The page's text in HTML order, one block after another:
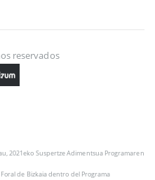
reservados
2021eko Suspertze Adimentsua Programaren
de Bizkaia dentro del Programa